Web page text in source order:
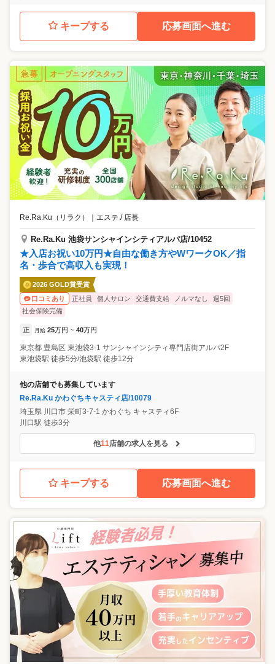
キープする 応募画面へ進む
Re.Ra.Ku（リラク） エステ / 店長
Re.Ra.Ku 池袋サンシャインシティアルパ店/10452
★入店お祝い10万円★自由な働き方やWワークOK／指
名・歩合で高収入も実現！
2026 GOLD賞受賞
口コミあり
正社員 個人サロン 交通費支給 ノルマなし
週5回
社会保険完備
正 月給 25万円 ~ 40万円
東京都 豊島区 東池袋3-1 サンシャインシティ専門店街アルパ2F
東池袋駅 徒歩5分/池袋駅 徒歩12分
他の店舗でも募集しています
Re.Ra.Ku かわぐちキャスティ店/10079
埼玉県 川口市 栄町3-7-1 かわぐち キャスティ6F
川口駅 徒歩3分
他11店舗の求人を見る
キープする 応募画面へ進む